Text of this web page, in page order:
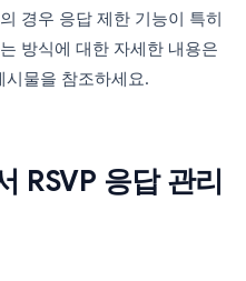
경우 응답 제한 기능이 특히
방식에 대한 자세한 내용은
시물을 참조하세요.
RSVP 응답 관리